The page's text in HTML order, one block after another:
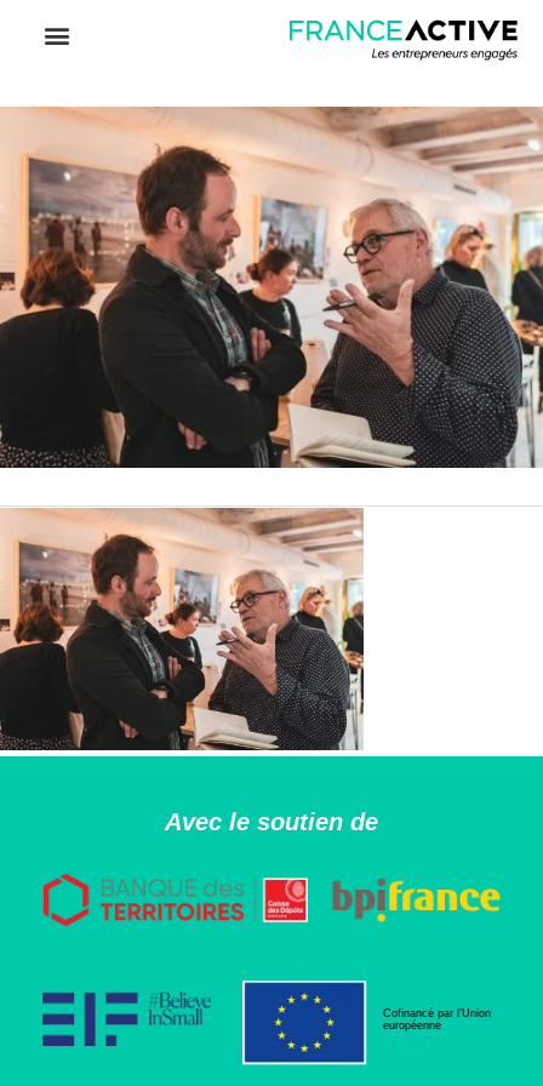
Avec le soutien de
Cofinancé par l’Union
européenne